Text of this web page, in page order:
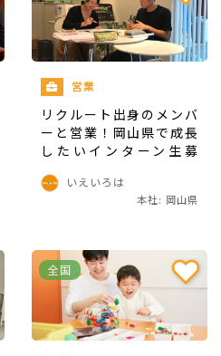
グ・広報営業
リクルート出身のメンバ
ーと営業！岡山県で成長
したいインターン生募
いえいろは
本社: 岡山県
全国